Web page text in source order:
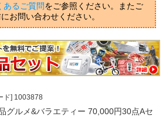
あるご質問をご参照ください。またご
お問い合わせください。
ド] 1003878
グルメ&バラエティー 70,000円30点Aセ